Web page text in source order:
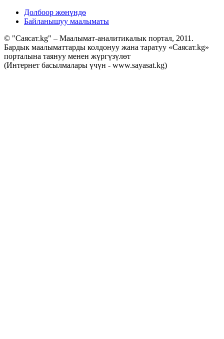
Долбоор жөнүндө
Байланышуу маалыматы
© "Саясат.kg" – Маалымат-аналитикалык портал, 2011.
Бардык маалыматтарды колдонуу жана таратуу «Саясат.kg»
порталына таянуу менен жүргүзүлөт
(Интернет басылмалары үчүн - www.sayasat.kg)